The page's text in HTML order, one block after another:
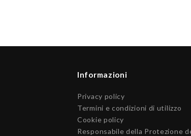
Informazioni
Privacy policy
Termini e condizioni di utilizzo
Cookie policy
Responsabile della Protezione